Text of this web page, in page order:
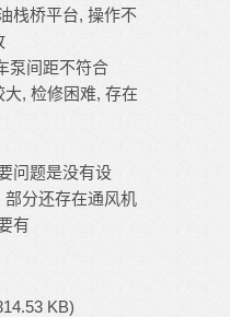
栈桥平台, 操作不
泵间距不符合
, 检修困难, 存在
问题是没有设
部分还存在通风机
有
KB)